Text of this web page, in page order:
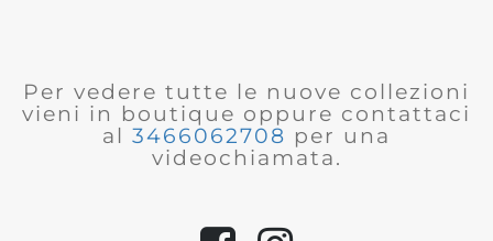
Per vedere tutte le nuove collezioni
vieni in boutique oppure contattaci
al 3466062708 per una
videochiamata.